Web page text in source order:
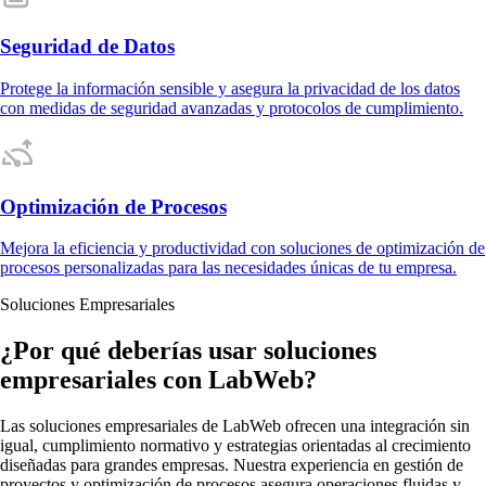
Seguridad de Datos
Protege la información sensible y asegura la privacidad de los datos
con medidas de seguridad avanzadas y protocolos de cumplimiento.
Optimización de Procesos
Mejora la eficiencia y productividad con soluciones de optimización de
procesos personalizadas para las necesidades únicas de tu empresa.
Soluciones Empresariales
¿Por qué deberías usar soluciones
empresariales con LabWeb?
Las soluciones empresariales de LabWeb ofrecen una integración sin
igual, cumplimiento normativo y estrategias orientadas al crecimiento
diseñadas para grandes empresas. Nuestra experiencia en gestión de